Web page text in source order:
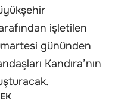
işletilen
gününden
Kandıra’nın